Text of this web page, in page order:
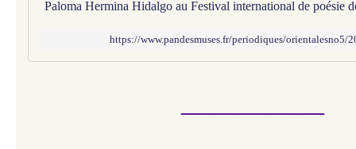
https://www.pandesmuses.fr/periodiques/orientalesno5/
—————​​​